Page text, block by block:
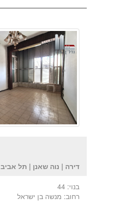
דירה | נוה שאנן | תל אביב
בנוי: 44
רחוב: מנשה בן ישראל